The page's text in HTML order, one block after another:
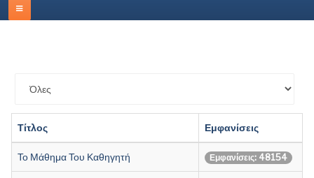
Τίτλος Εμφανίσεις
Το Μάθημα Του Καθηγητή Εμφανίσεις: 48154